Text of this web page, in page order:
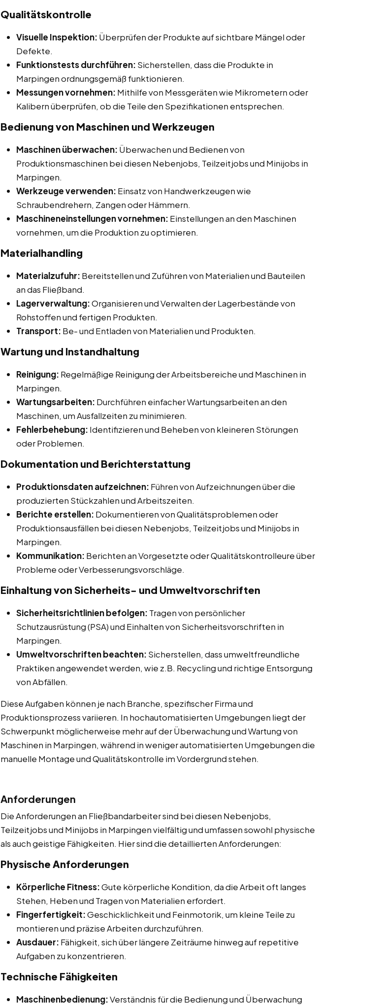
Qualitätskontrolle
Visuelle Inspektion: Überprüfen der Produkte auf sichtbare Mängel oder
Defekte.
Funktionstests durchführen: Sicherstellen, dass die Produkte in
Marpingen ordnungsgemäß funktionieren.
Messungen vornehmen: Mithilfe von Messgeräten wie Mikrometern oder
Kalibern überprüfen, ob die Teile den Spezifikationen entsprechen.
Bedienung von Maschinen und Werkzeugen
Maschinen überwachen: Überwachen und Bedienen von
Produktionsmaschinen bei diesen Nebenjobs, Teilzeitjobs und Minijobs in
Marpingen.
Werkzeuge verwenden: Einsatz von Handwerkzeugen wie
Schraubendrehern, Zangen oder Hämmern.
Maschineneinstellungen vornehmen: Einstellungen an den Maschinen
vornehmen, um die Produktion zu optimieren.
Materialhandling
Materialzufuhr: Bereitstellen und Zuführen von Materialien und Bauteilen
an das Fließband.
Lagerverwaltung:Organisieren und Verwalten der Lagerbestände von
Rohstoffen und fertigen Produkten.
Transport: Be- und Entladen von Materialien und Produkten.
Wartung und Instandhaltung
Reinigung: Regelmäßige Reinigung der Arbeitsbereiche und Maschinen in
Marpingen.
Wartungsarbeiten: Durchführen einfacher Wartungsarbeiten an den
Maschinen, um Ausfallzeiten zu minimieren.
Fehlerbehebung: Identifizieren und Beheben von kleineren Störungen
oder Problemen.
Dokumentation und Berichterstattung
Produktionsdaten aufzeichnen: Führen von Aufzeichnungen über die
produzierten Stückzahlen und Arbeitszeiten.
Berichte erstellen: Dokumentieren von Qualitätsproblemen oder
Produktionsausfällen bei diesen Nebenjobs, Teilzeitjobs und Minijobs in
Marpingen.
Kommunikation: Berichten an Vorgesetzte oder Qualitätskontrolleure über
Probleme oder Verbesserungsvorschläge.
Einhaltung von Sicherheits- und Umweltvorschriften
Sicherheitsrichtlinien befolgen: Tragen von persönlicher
Schutzausrüstung (PSA) und Einhalten von Sicherheitsvorschriften in
Marpingen.
Umweltvorschriften beachten: Sicherstellen, dass umweltfreundliche
Praktiken angewendet werden, wie z.B. Recycling und richtige Entsorgung
von Abfällen.
Diese Aufgaben können je nach Branche, spezifischer Firma und
Produktionsprozess variieren. In hochautomatisierten Umgebungen liegt der
Schwerpunkt möglicherweise mehr auf der Überwachung und Wartung von
Maschinen in Marpingen, während in weniger automatisierten Umgebungen die
manuelle Montage und Qualitätskontrolle im Vordergrund stehen.
Anforderungen
Die Anforderungen an Fließbandarbeiter sind bei diesen Nebenjobs,
Teilzeitjobs und Minijobs in Marpingen vielfältig und umfassen sowohl physische
als auch geistige Fähigkeiten. Hier sind die detaillierten Anforderungen:
Physische Anforderungen
Körperliche Fitness:Gute körperliche Kondition, da die Arbeit oft langes
Stehen, Heben und Tragen von Materialien erfordert.
Fingerfertigkeit:Geschicklichkeit und Feinmotorik, um kleine Teile zu
montieren und präzise Arbeiten durchzuführen.
Ausdauer: Fähigkeit, sich über längere Zeiträume hinweg auf repetitive
Aufgaben zu konzentrieren.
Technische Fähigkeiten
Maschinenbedienung:Verständnis für die Bedienung und Überwachung